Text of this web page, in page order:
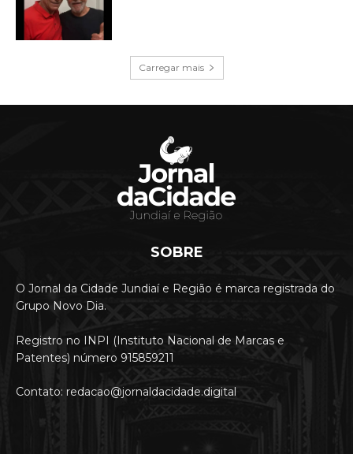
Carregar mais
SOBRE
O Jornal da Cidade Jundiaí e Região é marca registrada do
Grupo Novo Dia.
Registro no INPI (Instituto Nacional de Marcas e
Patentes) número 915859211
Contato: redacao@jornaldacidade.digital